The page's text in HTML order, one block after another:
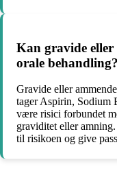
Kan gravide eller
orale behandling?
Gravide eller
tager Aspirin, Sodium
være risici forbundet
graviditet eller
til risikoen og give